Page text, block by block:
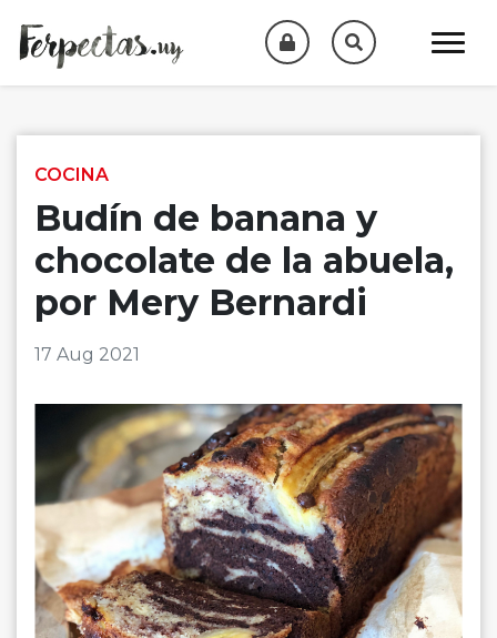
COCINA
Budín de banana y
chocolate de la abuela,
por Mery Bernardi
17 Aug 2021